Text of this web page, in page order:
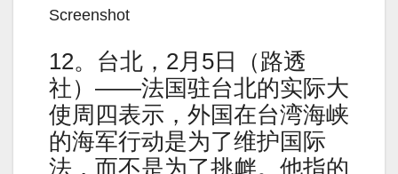
Screenshot
12。台北，2月5日（路透
社）——法国驻台北的实际大
使周四表示，外国在台湾海峡
的海军行动是为了维护国际
法，而不是为了挑衅。他指的